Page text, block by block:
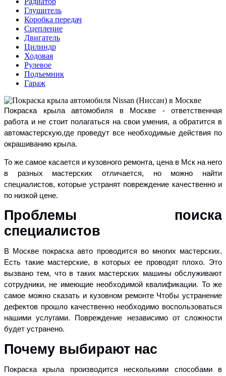
Глушитель
Коробка передач
Сцепление
Двигатель
Цилиндр
Ходовая
Рулевое
Подъемник
Гараж
Покраска крыла автомобиля в Москве - ответственная
работа и не стоит полагаться на свои умения, а обратится в
автомастерскую,где проведут все необходимые действия по
окрашиванию крыла.
То же самое касается и кузовного ремонта, цена в Мск на него
в разных мастерских отличается, но можно найти
специалистов, которые устранят повреждение качественно и
по низкой цене.
Проблемы поиска
специалистов
В Москве покраска авто проводится во многих мастерских.
Есть такие мастерские, в которых ее проводят плохо. Это
вызвано тем, что в таких мастерских машины обслуживают
сотрудники, не имеющие необходимой квалификации. То же
самое можно сказать и кузовном ремонте Чтобы устранение
дефектов прошло качественно необходимо воспользоваться
нашими услугами. Повреждение независимо от сложности
будет устранено.
Почему выбирают нас
Покраска крыла производится несколькими способами в